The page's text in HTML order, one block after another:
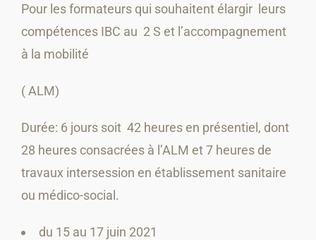
Pour les formateurs qui souhaitent élargir leurs
compétences IBC au 2 S et l’accompagnement
à la mobilité
( ALM)
Durée: 6 jours soit 42 heures en présentiel, dont
28 heures consacrées à l’ALM et 7 heures de
travaux intersession en établissement sanitaire
ou médico-social.
du 15 au 17 juin 2021